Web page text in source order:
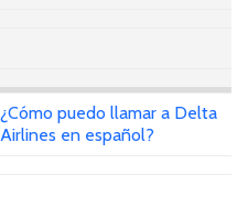
¿Cómo puedo llamar a Delta
Airlines en español?